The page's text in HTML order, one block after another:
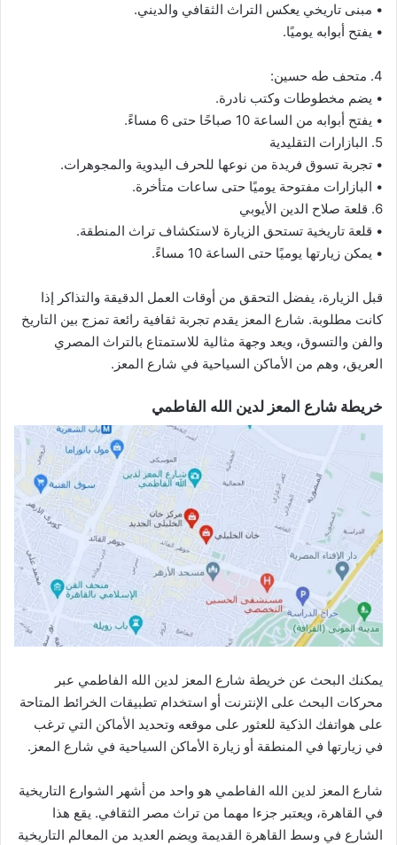
• مبنى تاريخي يعكس التراث الثقافي والديني.
• يفتح أبوابه يوميًا.
4. متحف طه حسين:
• يضم مخطوطات وكتب نادرة.
• يفتح أبوابه من الساعة 10 صباحًا حتى 6 مساءً.
5. البازارات التقليدية
• تجربة تسوق فريدة من نوعها للحرف اليدوية والمجوهرات.
• البازارات مفتوحة يوميًا حتى ساعات متأخرة.
6. قلعة صلاح الدين الأيوبي
• قلعة تاريخية تستحق الزيارة لاستكشاف تراث المنطقة.
• يمكن زيارتها يوميًا حتى الساعة 10 مساءً.
قبل الزيارة، يفضل التحقق من أوقات العمل الدقيقة والتذاكر إذا
كانت مطلوبة. شارع المعز يقدم تجربة ثقافية رائعة تمزج بين التاريخ
والفن والتسوق، ويعد وجهة مثالية للاستمتاع بالتراث المصري
العريق، وهم من الأماكن السياحية في شارع المعز.
خريطة شارع المعز لدين الله الفاطمي
يمكنك البحث عن خريطة شارع المعز لدين الله الفاطمي عبر
محركات البحث على الإنترنت أو استخدام تطبيقات الخرائط المتاحة
على هواتفك الذكية للعثور على موقعه وتحديد الأماكن التي ترغب
في زيارتها في المنطقة أو زيارة الأماكن السياحية في شارع المعز.
شارع المعز لدين الله الفاطمي هو واحد من أشهر الشوارع التاريخية
في القاهرة، ويعتبر جزءا مهما من تراث مصر الثقافي. يقع هذا
الشارع في وسط القاهرة القديمة ويضم العديد من المعالم التاريخية